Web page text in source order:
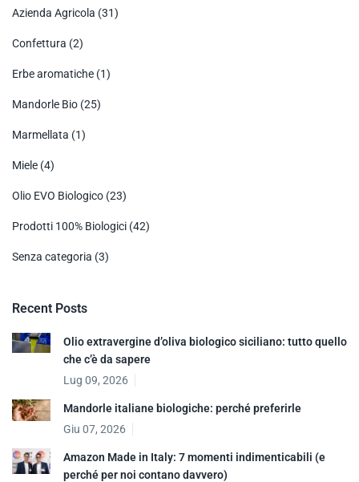
Azienda Agricola (31)
Confettura (2)
Erbe aromatiche (1)
Mandorle Bio (25)
Marmellata (1)
Miele (4)
Olio EVO Biologico (23)
Prodotti 100% Biologici (42)
Senza categoria (3)
Recent Posts
Olio extravergine d’oliva biologico siciliano: tutto quello
che c’è da sapere
Lug 09, 2026
Mandorle italiane biologiche: perché preferirle
Giu 07, 2026
Amazon Made in Italy: 7 momenti indimenticabili (e
perché per noi contano davvero)